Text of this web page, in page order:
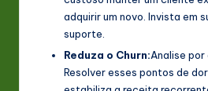
adquirir um novo. Invista em
suporte.
Reduza o Churn:Analise por
Resolver esses pontos de